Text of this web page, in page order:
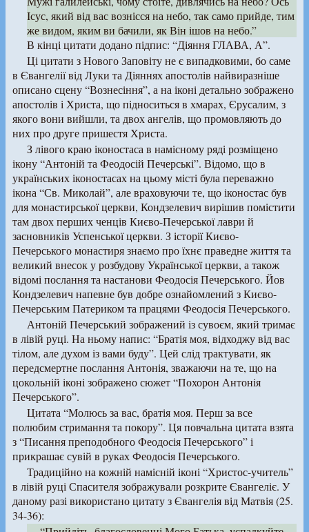
Ісус, який від вас вознісся на небо, так само прийде, тим
же видом, яким ви бачили, як Він ішов на небо.”
В кінці цитати додано підпис: “Діяння ГЛАВА, А”.
Ці цитати з Нового Заповіту не є випадковими, бо саме
в Євангелії від Луки та Діяннях апостолів найвиразніше
описано сцену “Вознесіння”, а на іконі детально зображено
апостолів і Христа, що підноситься в хмарах, Єрусалим, з
якого вони вийшли, та двох ангелів, що промовляють до
них про друге пришестя Христа.
З лівого краю іконостаса в намісному ряді розміщено
ікону “Антоній та Феодосій Печерські”. Відомо, що в
українських іконостасах на цьому місті була переважно
ікона “Св. Миколай”, але враховуючи те, що іконостас був
для монастирської церкви, Кондзелевич вирішив помістити
там двох перших ченців Києво-Печерської лаври й
засновників Успенської церкви. З історії Києво-
Печерського монастиря знаємо про їхнє праведне життя та
великий внесок у розбудову Української церкви, а також
відомі послання та настанови Феодосія Печерського. Йов
Кондзелевич напевне був добре ознайомлений з Києво-
Печерським Патериком та працями Феодосія Печерського.
Антоній Печерський зображений із сувоєм, який тримає
в лівій руці. На ньому напис: “Братія моя, відходжу від вас
тілом, але духом із вами буду”. Цей слід трактувати, як
передсмертне послання Антонія, зважаючи на те, що на
цокольній іконі зображено сюжет “Похорон Антонія
Печерського”.
Цитата “Молюсь за вас, братія моя. Перш за все
полюбим стримання та покору”. Ця повчальна цитата взята
з “Писання преподобного Феодосія Печерського” і
прикрашає сувій в руках Феодосія Печерського.
Традиційно на кожній намісній іконі “Христос-учитель”
в лівій руці Спасителя зображували розкрите Євангеліє. У
даному разі використано цитату з Євангелія від Матвія (25.
34-36):